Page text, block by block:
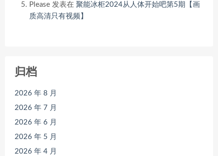
Please 发表在 聚能冰柜2024从人体开始吧第5期【画
质高清只有视频】
归档
2026 年 8 月
2026 年 7 月
2026 年 6 月
2026 年 5 月
2026 年 4 月